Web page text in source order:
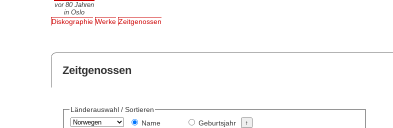
vor 80 Jahren
in Oslo
Diskographie Werke Zeitgenossen
Zeitgenossen
Länderauswahl / Sortieren
Name
Geburtsjahr